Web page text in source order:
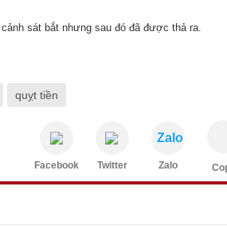
sát bắt nhưng sau đó đã được thả ra.
quỵt tiền
Facebook Twitter
Zalo
Zalo